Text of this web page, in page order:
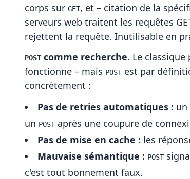
corps sur GET, et – citation de la
serveurs web traitent les requêtes
rejettent la requête. Inutilisable en
POST comme recherche. Le
fonctionne – mais POSTest par
concrètement :
Pas de retries automatiques : un
un POSTaprès une coupure de
Pas de mise en cache : les
Mauvaise sémantique : POST
c'est tout bonnement faux.